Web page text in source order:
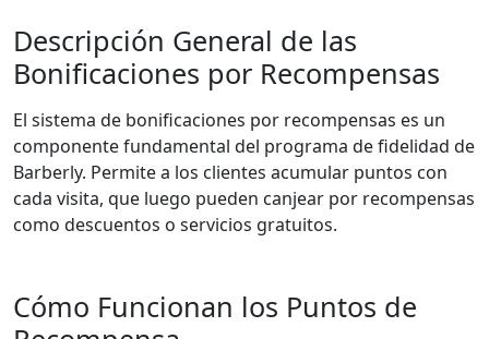
Descripción General de las
Bonificaciones por Recompensas
El sistema de bonificaciones por recompensas es un
componente fundamental del programa de fidelidad de
Barberly. Permite a los clientes acumular puntos con
cada visita, que luego pueden canjear por recompensas
como descuentos o servicios gratuitos.
Cómo Funcionan los Puntos de